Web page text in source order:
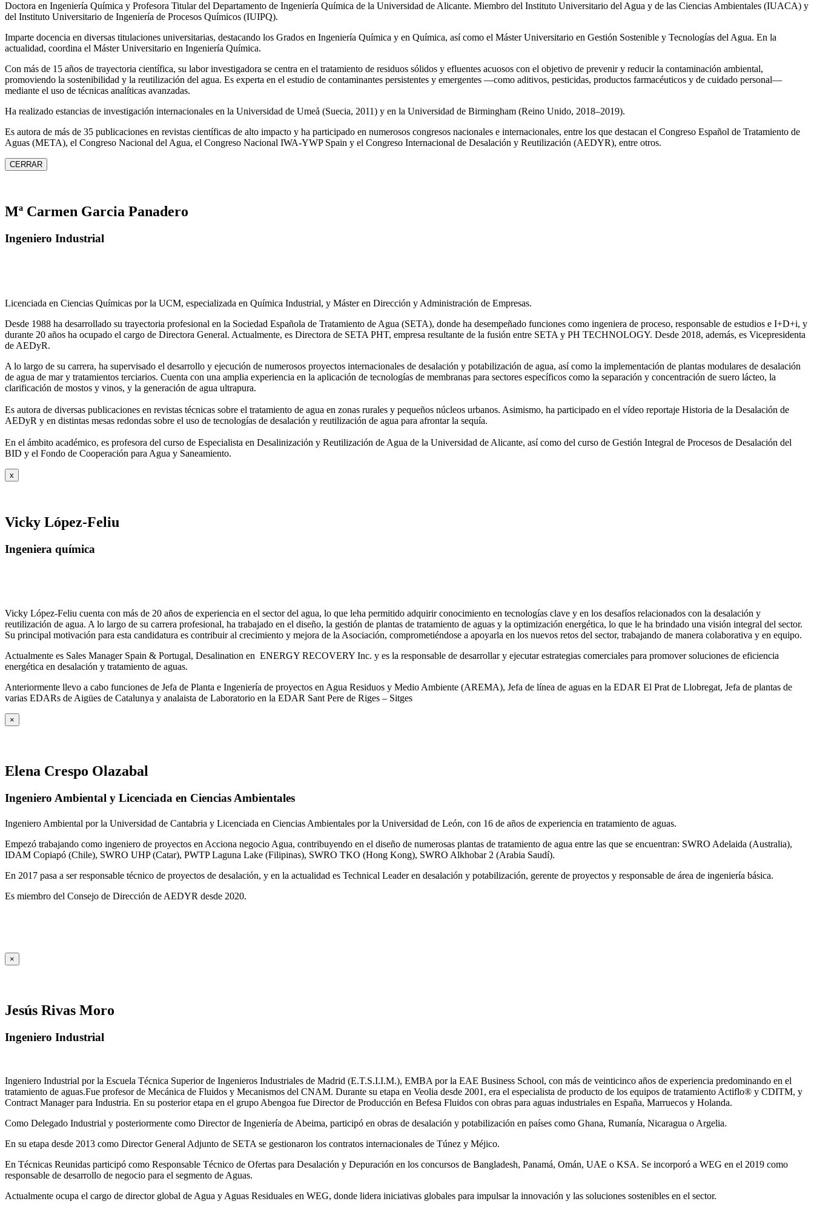
Doctora en Ingeniería Química y Profesora Titular del Departamento de Ingeniería Química de la Universidad de Alicante. Miembro del Instituto Universitario del Agua y de las Ciencias Ambientales (IUACA) y
del Instituto Universitario de Ingeniería de Procesos Químicos (IUIPQ).
Imparte docencia en diversas titulaciones universitarias, destacando los Grados en Ingeniería Química y en Química, así como el Máster Universitario en Gestión Sostenible y Tecnologías del Agua. En la
actualidad, coordina el Máster Universitario en Ingeniería Química.
Con más de 15 años de trayectoria científica, su labor investigadora se centra en el tratamiento de residuos sólidos y efluentes acuosos con el objetivo de prevenir y reducir la contaminación ambiental,
promoviendo la sostenibilidad y la reutilización del agua. Es experta en el estudio de contaminantes persistentes y emergentes —como aditivos, pesticidas, productos farmacéuticos y de cuidado personal—
mediante el uso de técnicas analíticas avanzadas.
Ha realizado estancias de investigación internacionales en la Universidad de Umeå (Suecia, 2011) y en la Universidad de Birmingham (Reino Unido, 2018–2019).
Es autora de más de 35 publicaciones en revistas científicas de alto impacto y ha participado en numerosos congresos nacionales e internacionales, entre los que destacan el Congreso Español de Tratamiento de
Aguas (META), el Congreso Nacional del Agua, el Congreso Nacional IWA‑YWP Spain y el Congreso Internacional de Desalación y Reutilización (AEDYR), entre otros.
CERRAR
Mª Carmen Garcia Panadero
Ingeniero Industrial
Licenciada en Ciencias Químicas por la UCM, especializada en Química Industrial, y Máster en Dirección y Administración de Empresas.
Desde 1988 ha desarrollado su trayectoria profesional en la Sociedad Española de Tratamiento de Agua (SETA), donde ha desempeñado funciones como ingeniera de proceso, responsable de estudios e I+D+i, y
durante 20 años ha ocupado el cargo de Directora General. Actualmente, es Directora de SETA PHT, empresa resultante de la fusión entre SETA y PH TECHNOLOGY. Desde 2018, además, es Vicepresidenta
de AEDyR.
A lo largo de su carrera, ha supervisado el desarrollo y ejecución de numerosos proyectos internacionales de desalación y potabilización de agua, así como la implementación de plantas modulares de desalación
de agua de mar y tratamientos terciarios. Cuenta con una amplia experiencia en la aplicación de tecnologías de membranas para sectores específicos como la separación y concentración de suero lácteo, la
clarificación de mostos y vinos, y la generación de agua ultrapura.
Es autora de diversas publicaciones en revistas técnicas sobre el tratamiento de agua en zonas rurales y pequeños núcleos urbanos. Asimismo, ha participado en el vídeo reportaje Historia de la Desalación de
AEDyR y en distintas mesas redondas sobre el uso de tecnologías de desalación y reutilización de agua para afrontar la sequía.
En el ámbito académico, es profesora del curso de Especialista en Desalinización y Reutilización de Agua de la Universidad de Alicante, así como del curso de Gestión Integral de Procesos de Desalación del
BID y el Fondo de Cooperación para Agua y Saneamiento.
x
Vicky López-Feliu
Ingeniera química
Vicky López-Feliu cuenta con más de 20 años de experiencia en el sector del agua, lo que leha permitido adquirir conocimiento en tecnologías clave y en los desafíos relacionados con la desalación y
reutilización de agua. A lo largo de su carrera profesional, ha trabajado en el diseño, la gestión de plantas de tratamiento de aguas y la optimización energética, lo que le ha brindado una visión integral del sector.
Su principal motivación para esta candidatura es contribuir al crecimiento y mejora de la Asociación, comprometiéndose a apoyarla en los nuevos retos del sector, trabajando de manera colaborativa y en equipo.
Actualmente es Sales Manager Spain & Portugal, Desalination en ENERGY RECOVERY Inc. y es la responsable de desarrollar y ejecutar estrategias comerciales para promover soluciones de eficiencia
energética en desalación y tratamiento de aguas.
Anteriormente llevo a cabo funciones de Jefa de Planta e Ingeniería de proyectos en Agua Residuos y Medio Ambiente (AREMA), Jefa de línea de aguas en la EDAR El Prat de Llobregat, Jefa de plantas de
varias EDARs de Aigües de Catalunya y analaista de Laboratorio en la EDAR Sant Pere de Riges – Sitges
×
Elena Crespo Olazabal
Ingeniero Ambiental y Licenciada en Ciencias Ambientales
Ingeniero Ambiental por la Universidad de Cantabria y Licenciada en Ciencias Ambientales por la Universidad de León, con 16 de años de experiencia en tratamiento de aguas.
Empezó trabajando como ingeniero de proyectos en Acciona negocio Agua, contribuyendo en el diseño de numerosas plantas de tratamiento de agua entre las que se encuentran: SWRO Adelaida (Australia),
IDAM Copiapó (Chile), SWRO UHP (Catar), PWTP Laguna Lake (Filipinas), SWRO TKO (Hong Kong), SWRO Alkhobar 2 (Arabia Saudí).
En 2017 pasa a ser responsable técnico de proyectos de desalación, y en la actualidad es Technical Leader en desalación y potabilización, gerente de proyectos y responsable de área de ingeniería básica.
Es miembro del Consejo de Dirección de AEDYR desde 2020.
×
Jesús Rivas Moro
Ingeniero Industrial
Ingeniero Industrial por la Escuela Técnica Superior de Ingenieros Industriales de Madrid (E.T.S.I.I.M.), EMBA por la EAE Business School, con más de veinticinco años de experiencia predominando en el
tratamiento de aguas.Fue profesor de Mecánica de Fluidos y Mecanismos del CNAM. Durante su etapa en Veolia desde 2001, era el especialista de producto de los equipos de tratamiento Actiflo® y CDITM, y
Contract Manager para Industria. En su posterior etapa en el grupo Abengoa fue Director de Producción en Befesa Fluidos con obras para aguas industriales en España, Marruecos y Holanda.
Como Delegado Industrial y posteriormente como Director de Ingeniería de Abeima, participó en obras de desalación y potabilización en países como Ghana, Rumanía, Nicaragua o Argelia.
En su etapa desde 2013 como Director General Adjunto de SETA se gestionaron los contratos internacionales de Túnez y Méjico.
En Técnicas Reunidas participó como Responsable Técnico de Ofertas para Desalación y Depuración en los concursos de Bangladesh, Panamá, Omán, UAE o KSA. Se incorporó a WEG en el 2019 como
responsable de desarrollo de negocio para el segmento de Aguas.
Actualmente ocupa el cargo de director global de Agua y Aguas Residuales en WEG, donde lidera iniciativas globales para impulsar la innovación y las soluciones sostenibles en el sector.